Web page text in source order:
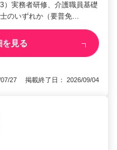
）実務者研修、介護職員基礎
のいずれか（要普免…
を見る
07/27 掲載終了日： 2026/09/04